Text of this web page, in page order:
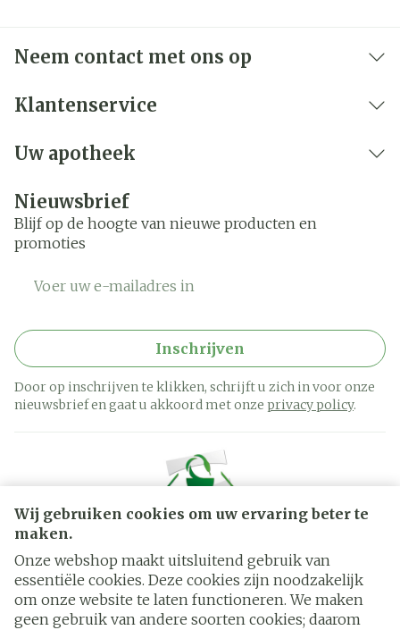
Wij gebruiken cookies om uw ervaring beter te
maken.
Onze webshop maakt uitsluitend gebruik van
essentiële cookies. Deze cookies zijn noodzakelijk
om onze website te laten functioneren. We maken
geen gebruik van andere soorten cookies; daarom
Neem contact met ons op
Klantenservice
Uw apotheek
Nieuwsbrief
Blijf op de hoogte van nieuwe producten en
promoties
Inschrijven
Door op inschrijven te klikken, schrijft u zich in voor onze
nieuwsbrief en gaat u akkoord met onze privacy policy.
Juridische links